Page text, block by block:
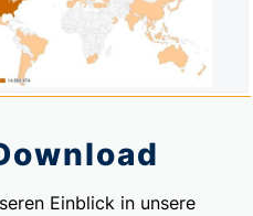
Einblick in unsere